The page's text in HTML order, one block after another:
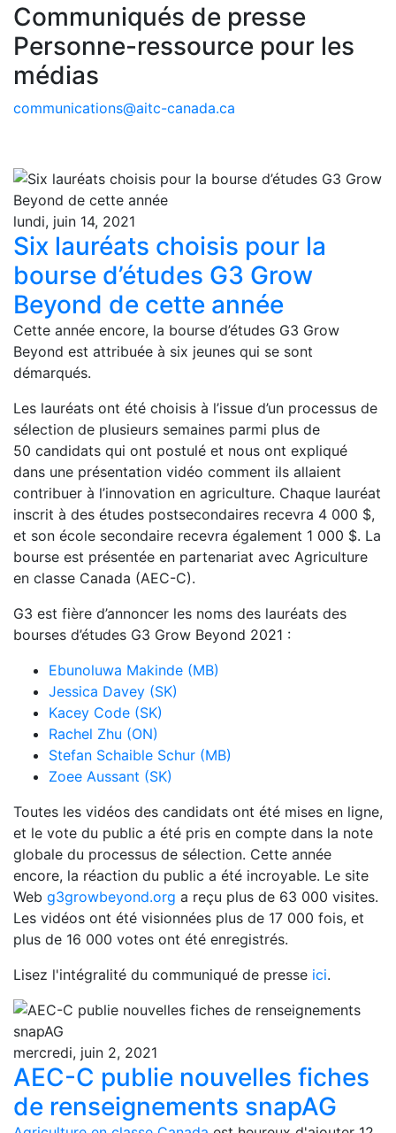
Communiqués de presse
Personne-ressource pour les
médias
communications@aitc-canada.ca
lundi, juin 14, 2021
Six lauréats choisis pour la
bourse d’études G3 Grow
Beyond de cette année
Cette année encore, la bourse d’études G3 Grow
Beyond est attribuée à six jeunes qui se sont
démarqués.
Les lauréats ont été choisis à l’issue d’un processus de
sélection de plusieurs semaines parmi plus de
50 candidats qui ont postulé et nous ont expliqué
dans une présentation vidéo comment ils allaient
contribuer à l’innovation en agriculture. Chaque lauréat
inscrit à des études postsecondaires recevra 4 000 $,
et son école secondaire recevra également 1 000 $. La
bourse est présentée en partenariat avec Agriculture
en classe Canada (AEC-C).
G3 est fière d’annoncer les noms des lauréats des
bourses d’études G3 Grow Beyond 2021 :
Ebunoluwa Makinde (MB)
Jessica Davey (SK)
Kacey Code (SK)
Rachel Zhu (ON)
Stefan Schaible Schur (MB)
Zoee Aussant (SK)
Toutes les vidéos des candidats ont été mises en ligne,
et le vote du public a été pris en compte dans la note
globale du processus de sélection. Cette année
encore, la réaction du public a été incroyable. Le site
Web g3growbeyond.org a reçu plus de 63 000 visites.
Les vidéos ont été visionnées plus de 17 000 fois, et
plus de 16 000 votes ont été enregistrés.
Lisez l'intégralité du communiqué de presse ici.
mercredi, juin 2, 2021
AEC-C publie nouvelles fiches
de renseignements snapAG